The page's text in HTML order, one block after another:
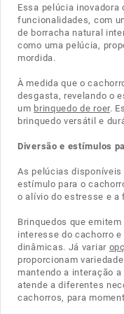
Essa pelúcia inovadora
funcionalidades, com
de borracha natural
como uma pelúcia,
mordida.
À medida que o
desgasta, revelando o
um brinquedo de roer.
brinquedo versátil e
Diversão e estímulos
As pelúcias
estímulo para o
o alívio do estresse e a
Brinquedos que
interesse do cachorro
dinâmicas. Já variar
proporcionam
mantendo a interação
atende a diferentes
cachorros, para